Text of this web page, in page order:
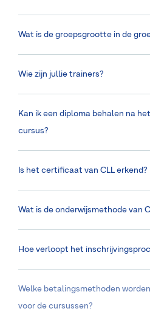
Wat is de groepsgrootte in de
Wie zijn jullie trainers?
Kan ik een diploma behalen na
cursus?
Is het certificaat van CLL erkend?
Wat is de onderwijsmethode van
Hoe verloopt het
Welke betalingsmethoden
voor de cursussen?